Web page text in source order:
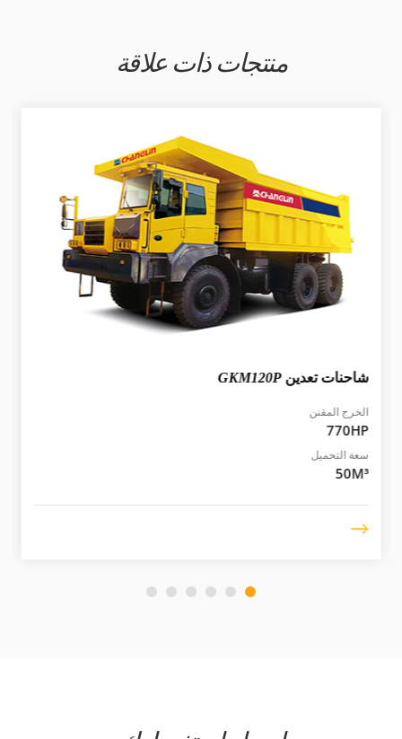
منتجات ذات علاقة
شاحنات تعدينGKM120P
الخرج المقنن
770HP
سعة التحميل
50M³